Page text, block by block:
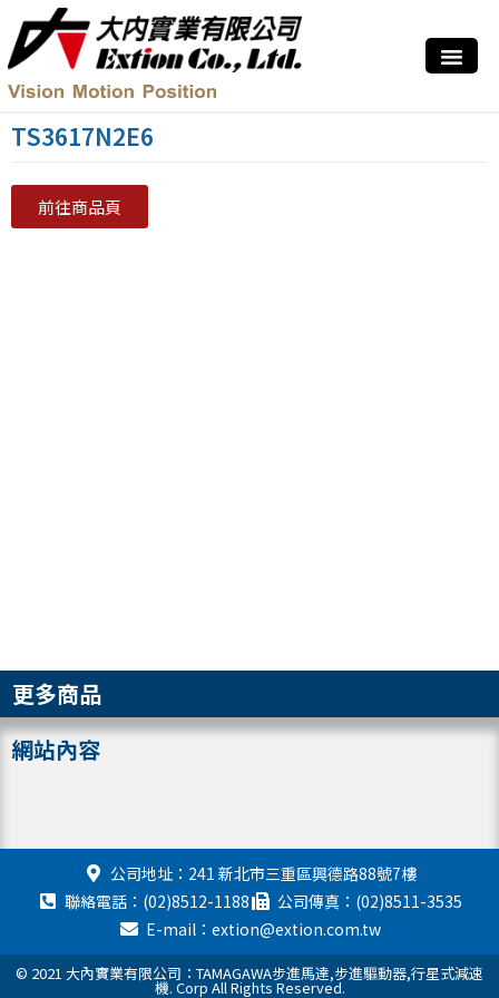
TS3617N2E6
前往商品頁
更多商品
網站內容
公司地址：241 新北市三重區興德路88號7樓
聯絡電話：(02)8512-1188
公司傳真：(02)8511-3535
E-mail：extion@extion.com.tw
© 2021 大內實業有限公司：TAMAGAWA步進馬達,步進驅動器,行星式減速
機. Corp All Rights Reserved.